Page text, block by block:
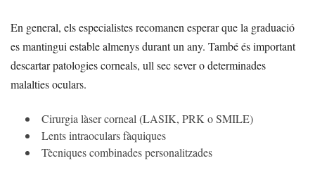
En general, els especialistes recomanen esperar que la graduació
es mantingui estable almenys durant un any. També és important
descartar patologies corneals, ull sec sever o determinades
malalties oculars.
Cirurgia làser corneal (LASIK, PRK o SMILE)
Lents intraoculars fàquiques
Tècniques combinades personalitzades